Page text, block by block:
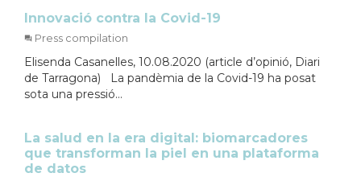
Innovació contra la Covid-19
Press compilation
Elisenda Casanelles, 10.08.2020 (article d’opinió, Diari
de Tarragona) La pandèmia de la Covid-19 ha posat
sota una pressió...
La salud en la era digital: biomarcadores
que transforman la piel en una plataforma
de datos